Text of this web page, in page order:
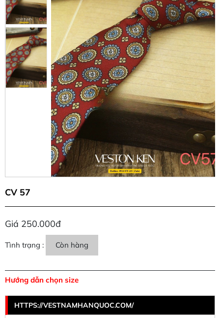
CV 57
Giá 250.000đ
Tình trạng : Còn hàng
Hướng dẫn chọn size
HTTPS://VESTNAMHANQUOC.COM/